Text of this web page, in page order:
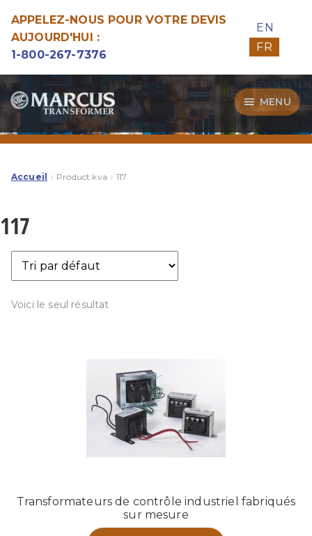
APPELEZ-NOUS POUR VOTRE DEVIS
AUJOURD'HUI :
1-800-267-7376
EN
FR
Aller
à
la
navigation
Aller
au
contenu
MENU
Transformateurs
Accueil Product kva 117
117
Voici le seul résultat
Transformateurs de contrôle industriel fabriqués
sur mesure